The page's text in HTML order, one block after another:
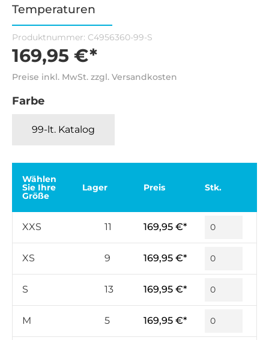
Temperaturen
Produktnummer: C4956360-99-S
169,95 €*
Preise inkl. MwSt. zzgl. Versandkosten
Farbe
99-lt. Katalog
Wählen
Sie Ihre
Größe
Lager Preis Stk.
XXS 11 169,95 €*
XS 9 169,95 €*
S 13 169,95 €*
M 5 169,95 €*